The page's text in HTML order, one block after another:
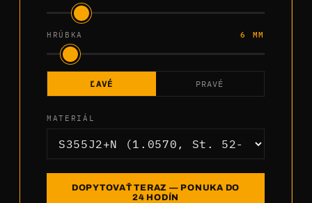
HRÚBKA 6 MM
ĽAVÉ PRAVÉ
MATERIÁL
DOPYTOVAŤ TERAZ — PONUKA DO
24 HODÍN